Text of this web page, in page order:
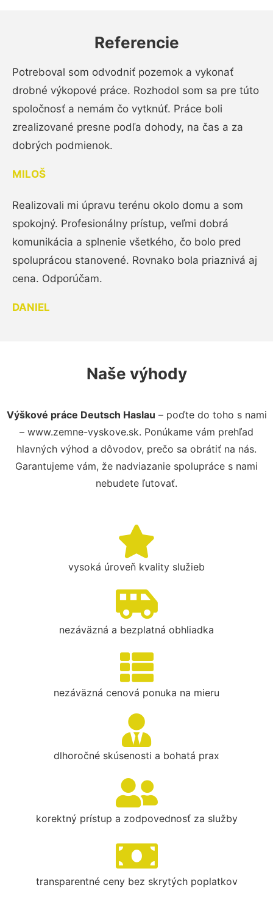
Referencie
Potreboval som odvodniť pozemok a vykonať
drobné výkopové práce. Rozhodol som sa pre túto
spoločnosť a nemám čo vytknúť. Práce boli
zrealizované presne podľa dohody, na čas a za
dobrých podmienok.
MILOŠ
Realizovali mi úpravu terénu okolo domu a som
spokojný. Profesionálny prístup, veľmi dobrá
komunikácia a splnenie všetkého, čo bolo pred
spoluprácou stanovené. Rovnako bola priaznivá aj
cena. Odporúčam.
DANIEL
Naše výhody
Výškové práce Deutsch Haslau – poďte do toho s nami
– www.zemne-vyskove.sk. Ponúkame vám prehľad
hlavných výhod a dôvodov, prečo sa obrátiť na nás.
Garantujeme vám, že nadviazanie spolupráce s nami
nebudete ľutovať.
vysoká úroveň kvality služieb
nezáväzná a bezplatná obhliadka
nezáväzná cenová ponuka na mieru
dlhoročné skúsenosti a bohatá prax
korektný prístup a zodpovednosť za služby
transparentné ceny bez skrytých poplatkov